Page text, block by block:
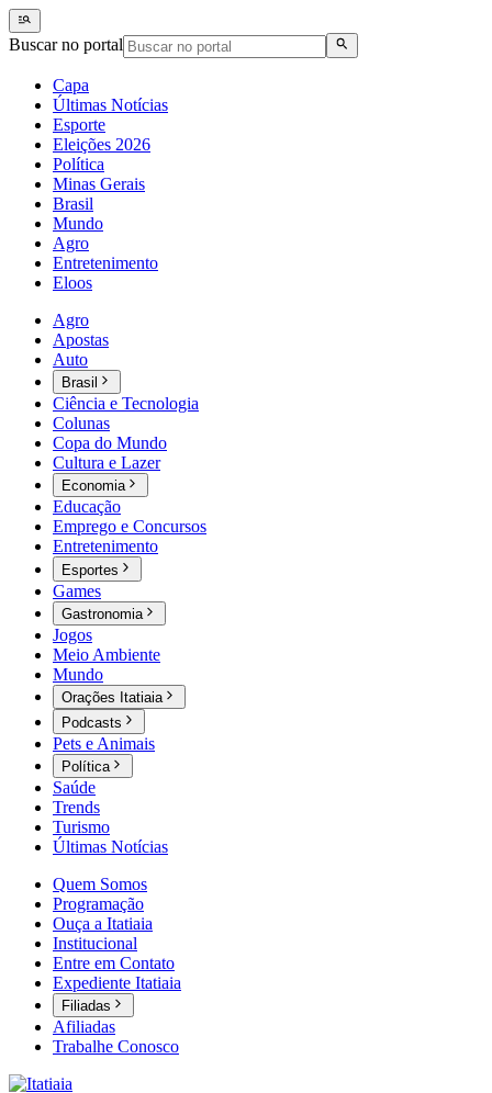
Buscar no portal
Capa
Últimas Notícias
Esporte
Eleições 2026
Política
Minas Gerais
Brasil
Mundo
Agro
Entretenimento
Eloos
Agro
Apostas
Auto
Brasil
Ciência e Tecnologia
Colunas
Copa do Mundo
Cultura e Lazer
Economia
Educação
Emprego e Concursos
Entretenimento
Esportes
Games
Gastronomia
Jogos
Meio Ambiente
Mundo
Orações Itatiaia
Podcasts
Pets e Animais
Política
Saúde
Trends
Turismo
Últimas Notícias
Quem Somos
Programação
Ouça a Itatiaia
Institucional
Entre em Contato
Expediente Itatiaia
Filiadas
Afiliadas
Trabalhe Conosco